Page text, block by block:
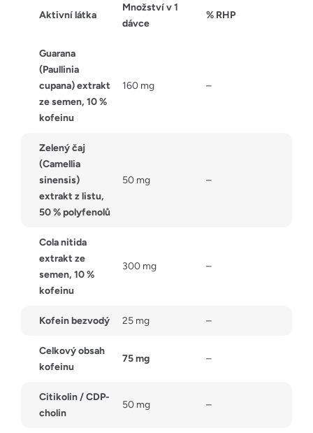
Aktivní látka
Množství v 1
dávce
% RHP
Guarana
(Paullinia
cupana) extrakt
ze semen, 10 %
kofeinu
160 mg –
Zelený čaj
(Camellia
sinensis)
extrakt z listu,
50 % polyfenolů
50 mg –
Cola nitida
extrakt ze
semen, 10 %
kofeinu
300 mg –
Kofein bezvodý 25 mg –
Celkový obsah
kofeinu
75 mg –
Citikolin / CDP-
cholin
50 mg –